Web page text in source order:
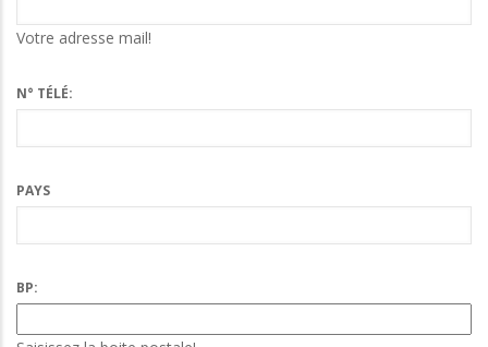
Votre adresse mail!
N° TÉLÉ:
PAYS
BP: